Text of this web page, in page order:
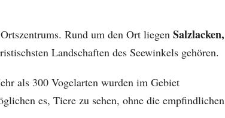
Rund um den Ort liegen Salzlacken,
Landschaften des Seewinkels gehören.
als 300 Vogelarten wurden im Gebiet
es, Tiere zu sehen, ohne die empfindlichen